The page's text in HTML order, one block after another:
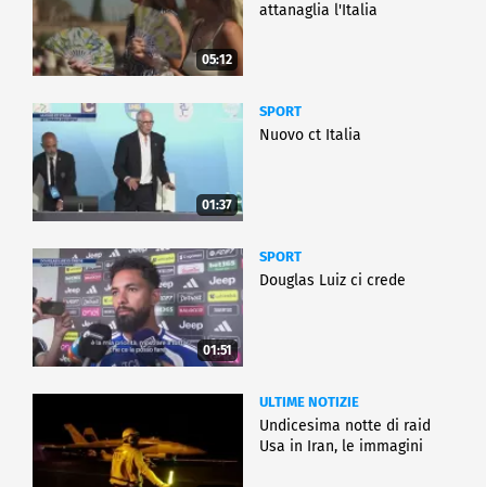
05:12
attanaglia l'Italia
01:37
SPORT
Nuovo ct Italia
01:51
SPORT
Douglas Luiz ci crede
ULTIME NOTIZIE
Undicesima notte di raid
Usa in Iran, le immagini